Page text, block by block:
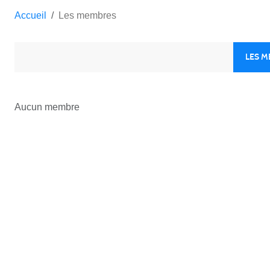
Accueil Les membres
LES
Aucun membre